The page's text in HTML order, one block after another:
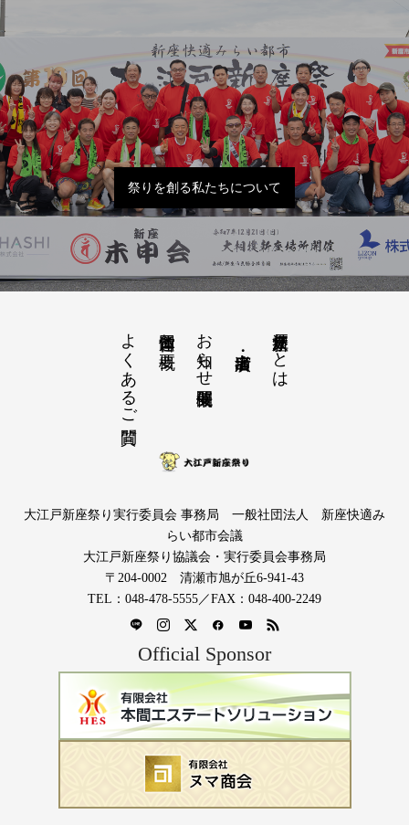
祭りを創る私たちについて
大江戸新座祭りとは
お知らせ開催概要
運営団体と概要
よくあるご質問
大江戸新座祭り実行委員会 事務局 一般社団法人 新座快適み
らい都市会議
大江戸新座祭り協議会・実行委員会事務局
〒204-0002 清瀬市旭が丘6-941-43
TEL：048-478-5555／FAX：048-400-2249
Official Sponsor